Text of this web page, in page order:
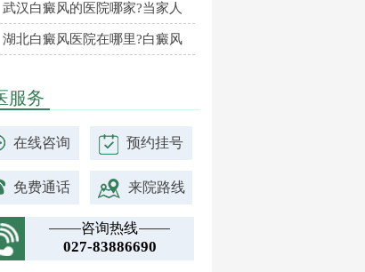
武汉白癜风的医院哪家?当家人
湖北白癜风医院在哪里?白癜风
服务
在线咨询 预约挂号
免费通话 来院路线
咨询热线
027-83886690